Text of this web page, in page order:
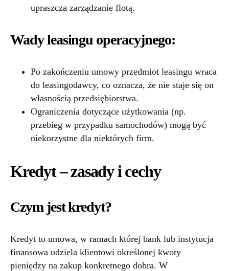
upraszcza zarządzanie flotą.
Wady leasingu operacyjnego:
Po zakończeniu umowy przedmiot leasingu wraca
do leasingodawcy, co oznacza, że nie staje się on
własnością przedsiębiorstwa.
Ograniczenia dotyczące użytkowania (np.
przebieg w przypadku samochodów) mogą być
niekorzystne dla niektórych firm.
Kredyt – zasady i cechy
Czym jest kredyt?
Kredyt to umowa, w ramach której bank lub instytucja
finansowa udziela klientowi określonej kwoty
pieniędzy na zakup konkretnego dobra. W